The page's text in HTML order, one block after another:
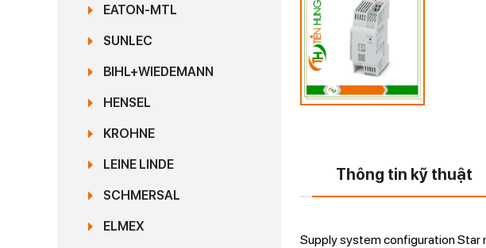
EATON-MTL
SUNLEC
BIHL+WIEDEMANN
HENSEL
KROHNE
LEINE LINDE
SCHMERSAL
ELMEX
Thông tin kỹ thuật
Supply system configuration Star